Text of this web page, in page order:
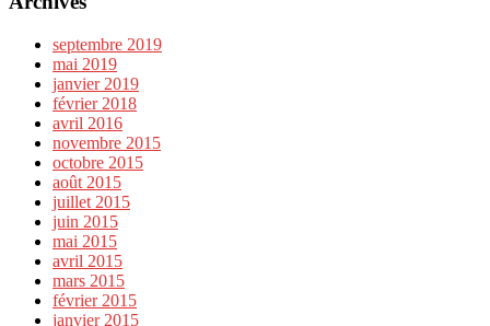
septembre 2019
mai 2019
janvier 2019
février 2018
avril 2016
novembre 2015
octobre 2015
août 2015
juillet 2015
juin 2015
mai 2015
avril 2015
mars 2015
février 2015
janvier 2015